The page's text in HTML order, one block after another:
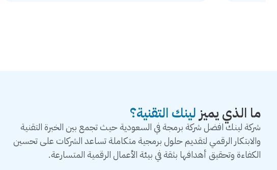
ما الذي يميز لينك التقنية؟
شركة لينك افضل شركة برمجة في السعودية حيث تجمع بين الخبرة التقنية
والابتكار الرقمي لتقديم حلول برمجية متكاملة تساعد الشركات على تحسين
الكفاءة وتحقيق أهدافها بثقة في بيئة الأعمال الرقمية المتسارعة.